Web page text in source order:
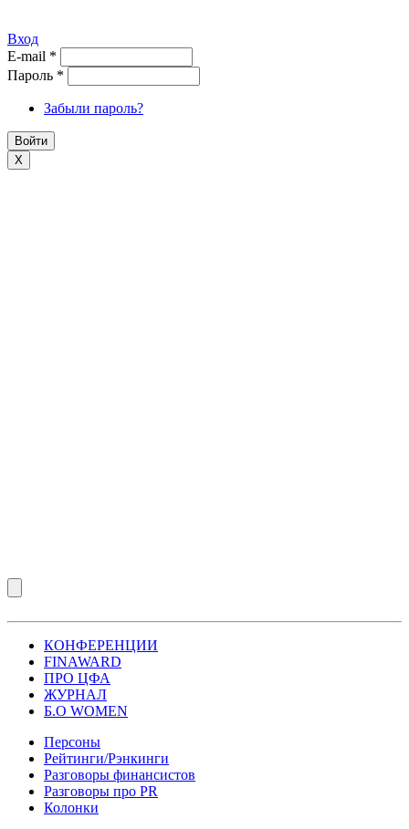
Вход
E-mail *
Пароль *
Забыли пароль?
X
КОНФЕРЕНЦИИ
FINAWARD
ПРО ЦФА
ЖУРНАЛ
Б.О WOMEN
Персоны
Рейтинги/Рэнкинги
Разговоры финансистов
Разговоры про PR
Колонки